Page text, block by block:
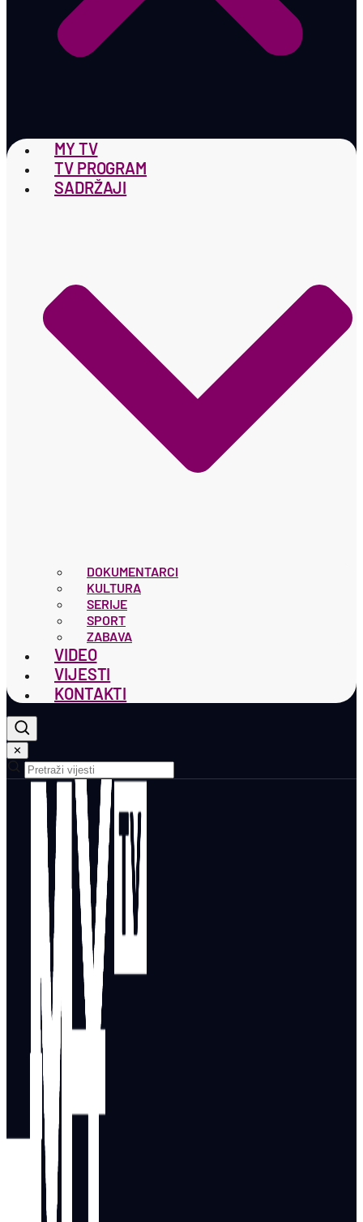
MY TV
TV PROGRAM
SADRŽAJI
DOKUMENTARCI
KULTURA
SERIJE
SPORT
ZABAVA
VIDEO
VIJESTI
KONTAKTI
✕